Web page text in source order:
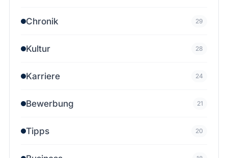
Chronik 29
Kultur 28
Karriere 24
Bewerbung 21
Tipps 20